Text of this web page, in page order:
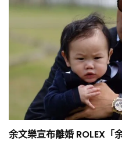
余文樂宣布離婚 ROLEX